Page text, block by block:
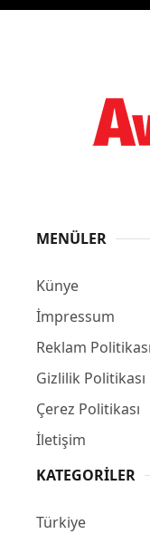
MENÜLER
Künye
İmpressum
Reklam Politikası
Gizlilik Politikası
Çerez Politikası
İletişim
KATEGORILER
Türkiye